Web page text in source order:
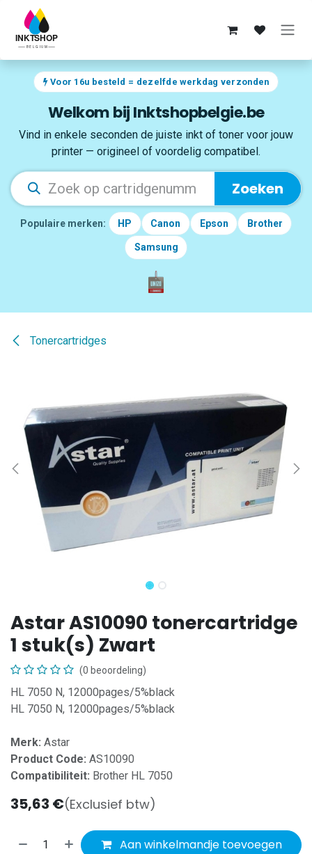
Overslaan naar inhoud
Voor 16u besteld = dezelfde werkdag verzonden
Welkom bij Inktshopbelgie.be
Vind in enkele seconden de juiste inkt of toner voor jouw
printer — origineel of voordelig compatibel.
Zoeken
Populaire merken: HP Canon Epson Brother
Samsung
Tonercartridges
Astar AS10090 tonercartridge
1 stuk(s) Zwart
(0 beoordeling)
HL 7050 N, 12000pages/5%black
HL 7050 N, 12000pages/5%black
Merk: Astar
Product Code: AS10090
Compatibiliteit: Brother HL 7050
35,63 €(Exclusief btw)
Aan winkelmandje toevoegen